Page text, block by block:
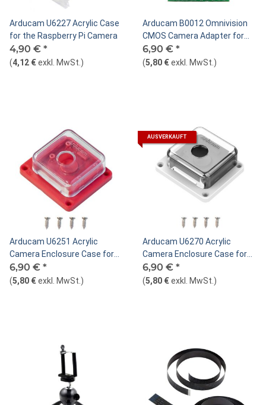
Arducam U6227 Acrylic Case
for the Raspberry Pi Camera
4,90 € *
(4,12 €exkl. MwSt. )
Arducam B0012 Omnivision
CMOS Camera Adapter for
Raspberry Pi
6,90 € *
(5,80 €exkl. MwSt. )
Arducam U6251 Acrylic
Camera Enclosure Case for
Raspberry Pi V1/V2/ and
16MP/64MP-Red
6,90 € *
(5,80 €exkl. MwSt. )
AUSVERKAUFT
Arducam U6270 Acrylic
Camera Enclosure Case for
Raspberry Pi V1/V2/ and
16MP/64MP-White
6,90 € *
(5,80 €exkl. MwSt. )